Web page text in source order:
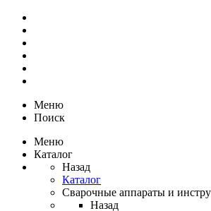
Меню
Поиск
Меню
Каталог
Назад
Каталог
Сварочные аппараты и
Назад